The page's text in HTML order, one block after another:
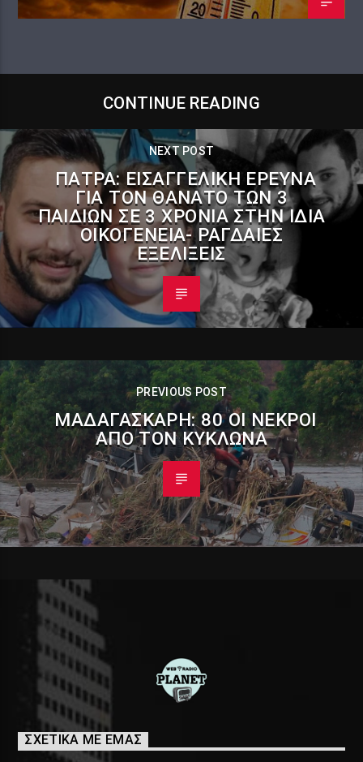
CONTINUE READING
NEXT POST
ΠΆΤΡΑ: ΕΙΣΑΓΓΕΛΙΚΉ ΈΡΕΥΝΑ
ΓΙΑ ΤΟΝ ΘΆΝΑΤΟ ΤΩΝ 3
ΠΑΙΔΙΏΝ ΣΕ 3 ΧΡΌΝΙΑ ΣΤΗΝ ΊΔΙΑ
ΟΙΚΟΓΈΝΕΙΑ- ΡΑΓΔΑΊΕΣ
ΕΞΕΛΊΞΕΙΣ
PREVIOUS POST
ΜΑΔΑΓΑΣΚΆΡΗ: 80 ΟΙ ΝΕΚΡΟΊ
ΑΠΌ ΤΟΝ ΚΥΚΛΏΝΑ
ΣΧΕΤΙΚΑ ΜΕ ΕΜΑΣ